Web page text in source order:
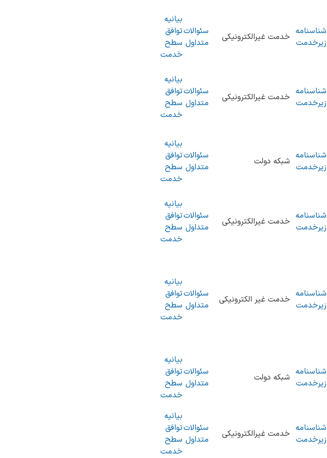
شناسنامه
زیرخدمت خدمت غیرالکترونیکی
سئوالات
متداول
بیانیه
توافق
سطح
خدمت
شناسنامه
زیرخدمت خدمت غیرالکترونیکی
سئوالات
متداول
بیانیه
توافق
سطح
خدمت
شناسنامه
زیرخدمت شبکه دولت
سئوالات
متداول
بیانیه
توافق
سطح
خدمت
شناسنامه
زیرخدمت خدمت غیرالکترونیکی
سئوالات
متداول
بیانیه
توافق
سطح
خدمت
شناسنامه
زیرخدمت خدمت غیر الکترونیکی
سئوالات
متداول
بیانیه
توافق
سطح
خدمت
شناسنامه
زیرخدمت شبکه دولت
سئوالات
متداول
بیانیه
توافق
سطح
خدمت
شناسنامه
زیرخدمت خدمت غیرالکترونیکی
سئوالات
متداول
بیانیه
توافق
سطح
خدمت